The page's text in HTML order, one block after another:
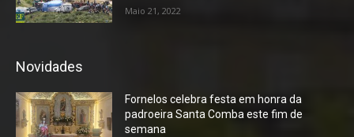
Maio 21, 2022
Novidades
Fornelos celebra festa em honra da
padroeira Santa Comba este fim de
semana